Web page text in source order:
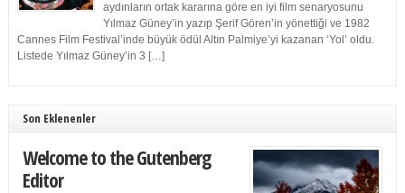
aydınların ortak kararına göre en iyi film senaryosunu
Yılmaz Güney’in yazıp Şerif Gören’in yönettiği ve 1982
Cannes Film Festival’inde büyük ödül Altın Palmiye’yi kazanan ‘Yol’ oldu.
Listede Yılmaz Güney’in 3 […]
Son Eklenenler
Welcome to the Gutenberg
Editor